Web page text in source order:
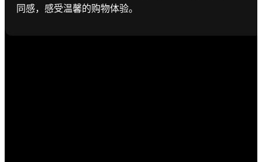
同感，感受温馨的购物体验。